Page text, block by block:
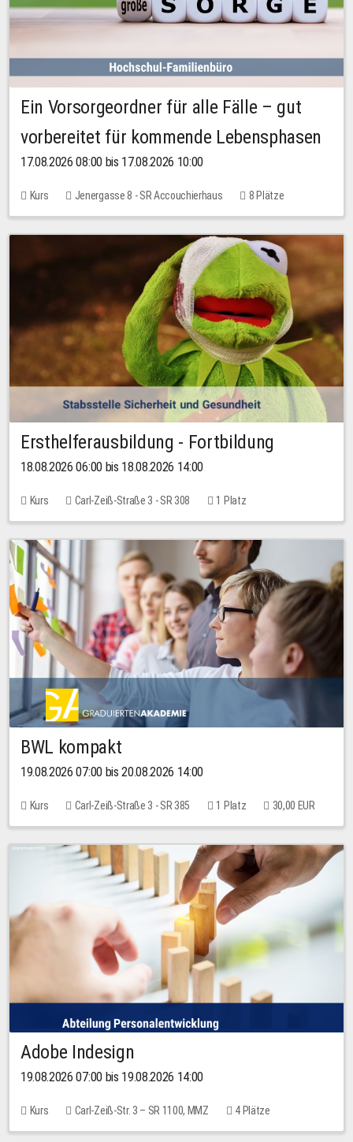
Ein Vorsorgeordner für alle Fälle – gut
vorbereitet für kommende Lebensphasen
17.08.2026 08:00 bis 17.08.2026 10:00
Kurs Jenergasse 8 - SR Accouchierhaus 8 Plätze
Ersthelferausbildung - Fortbildung
18.08.2026 06:00 bis 18.08.2026 14:00
Kurs Carl-Zeiß-Straße 3 - SR 308 1 Platz
BWL kompakt
19.08.2026 07:00 bis 20.08.2026 14:00
Kurs Carl-Zeiß-Straße 3 - SR 385 1 Platz 30,00 EUR
Adobe Indesign
19.08.2026 07:00 bis 19.08.2026 14:00
Kurs Carl-Zeiß-Str. 3 – SR 1100, MMZ 4 Plätze